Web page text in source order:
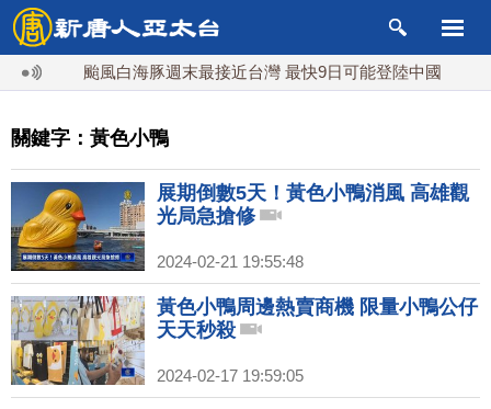
颱風白海豚週末最接近台灣 最快9日可能登陸中國
關鍵字：黃色小鴨
展期倒數5天！黃色小鴨消風 高雄觀
光局急搶修
2024-02-21 19:55:48
黃色小鴨周邊熱賣商機 限量小鴨公仔
天天秒殺
2024-02-17 19:59:05